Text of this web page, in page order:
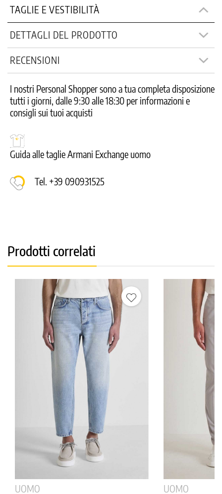
TAGLIE E VESTIBILITÀ
DETTAGLI DEL PRODOTTO
RECENSIONI
I nostri Personal Shopper sono a tua completa disposizione
tutti i giorni, dalle 9:30 alle 18:30 per informazioni e
consigli sui tuoi acquisti
Guida alle taglie Armani Exchange uomo
Tel. +39 090931525
Prodotti correlati
UOMO
UOMO